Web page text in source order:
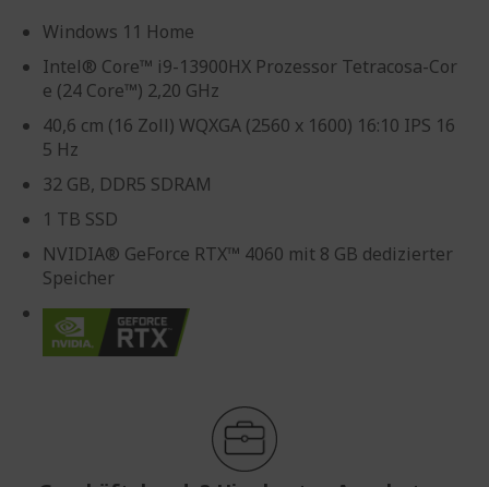
Windows 11 Home
Intel® Core™ i9-13900HX Prozessor Tetracosa-Cor
e (24 Core™) 2,20 GHz
40,6 cm (16 Zoll) WQXGA (2560 x 1600) 16:10 IPS 16
5 Hz
32 GB, DDR5 SDRAM
1 TB SSD
NVIDIA® GeForce RTX™ 4060 mit 8 GB dedizierter
Speicher